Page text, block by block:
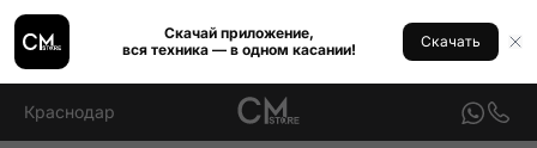
Скачай приложение,
вся техника — в одном касании!
Скачать
Краснодар